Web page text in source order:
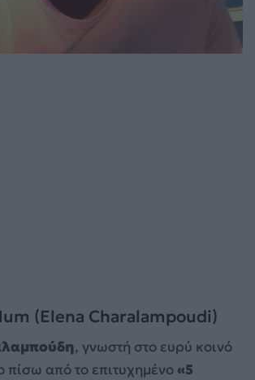
(Elena Charalampoudi)
, γνωστή στο ευρύ κοινό
από το επιτυχημένο«5